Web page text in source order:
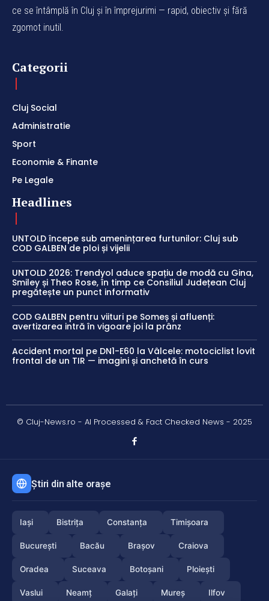
ce se întâmplă în Cluj și în împrejurimi — rapid, obiectiv și fără
zgomot inutil.
Categorii
Cluj Social
Administratie
Sport
Economie & Finante
Pe Legale
Headlines
UNTOLD începe sub amenințarea furtunilor: Cluj sub
COD GALBEN de ploi și vijelii
UNTOLD 2026: Trendyol aduce spațiu de modă cu Gina,
Smiley și Theo Rose, în timp ce Consiliul Județean Cluj
pregătește un punct informativ
COD GALBEN pentru viituri pe Someș și afluenți:
avertizarea intră în vigoare joi la prânz
Accident mortal pe DN1-E60 la Vâlcele: motociclist lovit
frontal de un TIR — imagini și anchetă în curs
© Cluj-News.ro - AI Processed & Fact Checked News - 2025
Știri din alte orașe
Iași Bistrița Constanța Timișoara
București Bacău Brașov Craiova
Oradea Suceava Botoșani Ploiești
Vaslui Neamț Galați Mureș Ilfov